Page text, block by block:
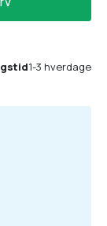
1-3 hverdage